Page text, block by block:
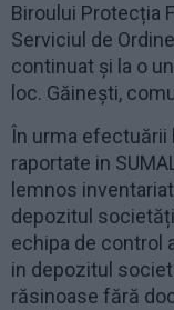
Biroului Protecția
Serviciul de
continuat și la o
loc. Găinești,
În urma
raportate in
lemnos
depozitul
echipa de control
in depozitul
răsinoase fără